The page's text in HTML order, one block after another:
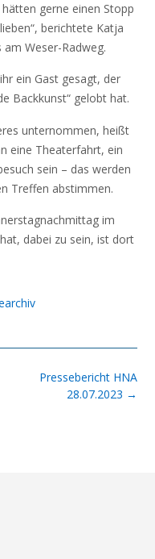
gerne einen Stopp
berichtete Katja
Weser-Radweg.
ein Gast gesagt, der
Backkunst“ gelobt hat.
unternommen, heißt
eine Theaterfahrt, ein
sein – das werden
Treffen abstimmen.
im
dabei zu sein, ist dort
Pressebericht HNA
28.07.2023 →